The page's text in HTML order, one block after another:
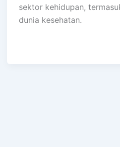
sektor kehidupan,
dunia kesehatan.